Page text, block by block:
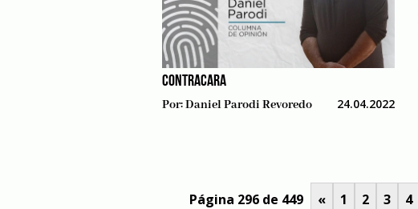
CONTRACARA
Por:Daniel Parodi Revoredo 24.04.2022
Página 296 de 449 « 1 2 3 4